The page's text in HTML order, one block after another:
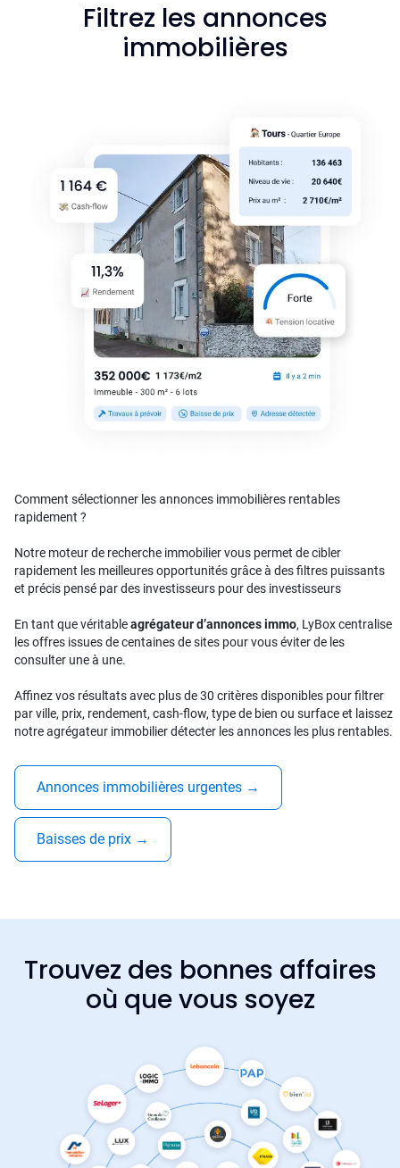
Filtrez les annonces
immobilières
Comment sélectionner les annonces immobilières rentables
rapidement ?
Notre moteur de recherche immobilier vous permet de cibler
rapidement les meilleures opportunités grâce à des filtres puissants
et précis pensé par des investisseurs pour des investisseurs
En tant que véritableagrégateur d’annonces immo, LyBox centralise
les offres issues de centaines de sites pour vous éviter de les
consulter une à une.
Affinez vos résultats avec plus de 30 critères disponibles pour filtrer
par ville, prix, rendement, cash-flow, type de bien ou surface et laissez
notre agrégateur immobilier détecter les annonces les plus rentables.
Annonces immobilières urgentes →
Baisses de prix →
Trouvez des bonnes affaires
où que vous soyez